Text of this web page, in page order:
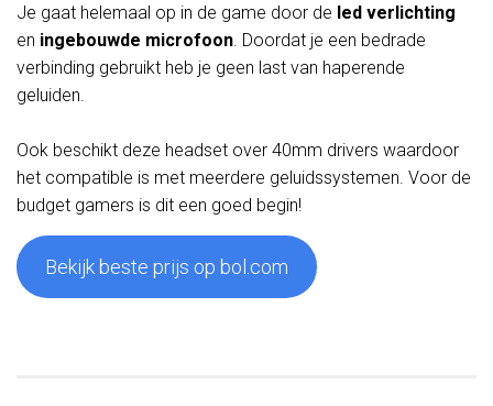
Je gaat helemaal op in de game door de led verlichting
en ingebouwde microfoon. Doordat je een bedrade
verbinding gebruikt heb je geen last van haperende
geluiden.
Ook beschikt deze headset over 40mm drivers waardoor
het compatible is met meerdere geluidssystemen. Voor de
budget gamers is dit een goed begin!
Bekijk beste prijs op bol.com